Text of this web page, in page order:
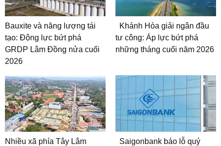
Bauxite và năng lượng tái
tạo: Động lực bứt phá
GRDP Lâm Đồng nửa cuối
2026
Khánh Hòa giải ngân đầu
tư công: Áp lực bứt phá
những tháng cuối năm 2026
Nhiều xã phía Tây Lâm
Saigonbank báo lỗ quý